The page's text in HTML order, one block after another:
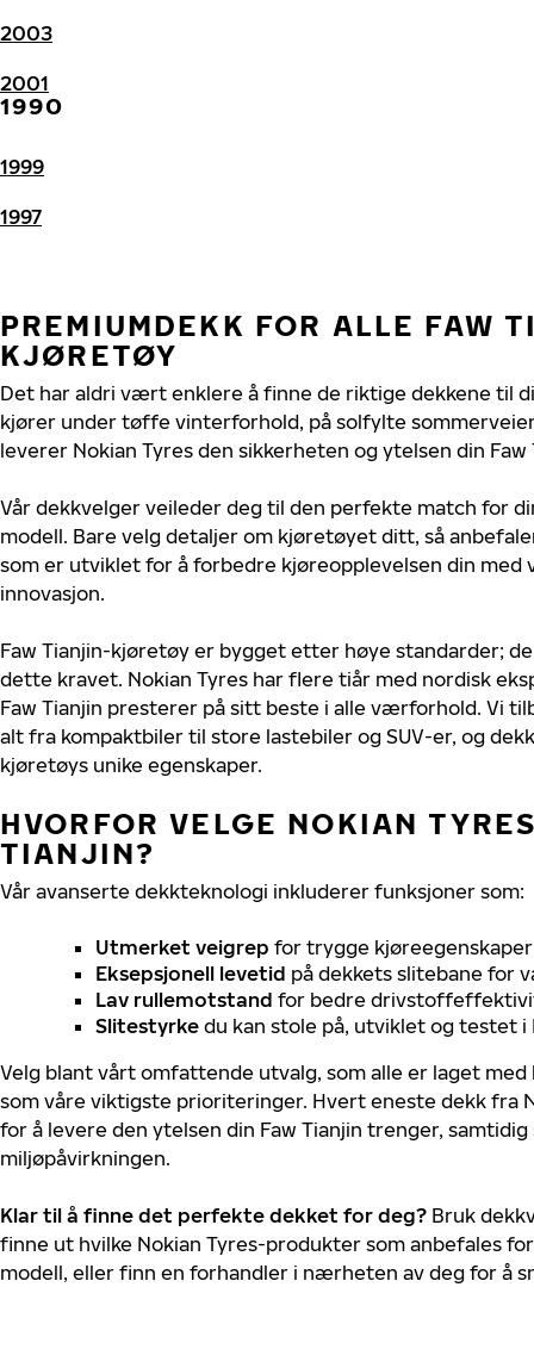
2003
2001
1990
1999
1997
PREMIUMDEKK FOR ALLE FAW
KJØRETØY
Det har aldri vært enklere å finne de riktige dekkene til
kjører under tøffe vinterforhold, på solfylte
leverer Nokian Tyres den sikkerheten og ytelsen din
Vår dekkvelger veileder deg til den perfekte match for
modell. Bare velg detaljer om kjøretøyet ditt, så
som er utviklet for å forbedre kjøreopplevelsen din med
innovasjon.
Faw Tianjin-kjøretøy er bygget etter høye standarder;
dette kravet. Nokian Tyres har flere tiår med nordisk
Faw Tianjin presterer på sitt beste i alle værforhold. Vi
alt fra kompaktbiler til store lastebiler og SUV-er, og
kjøretøys unike egenskaper.
HVORFOR VELGE NOKIAN
TIANJIN?
Vår avanserte dekkteknologi inkluderer funksjoner som:
Utmerket veigrep for trygge
Eksepsjonell levetid på dekkets slitebane for
Lav rullemotstand for bedre
Slitestyrke du kan stole på, utviklet og testet i
Velg blant vårt omfattende utvalg, som alle er laget
som våre viktigste prioriteringer. Hvert eneste dekk fra
for å levere den ytelsen din Faw Tianjin trenger,
miljøpåvirkningen.
Klar til å finne det perfekte dekket for deg? Bruk
finne ut hvilke Nokian Tyres-produkter som anbefales
modell, eller finn en forhandler i nærheten av deg for å